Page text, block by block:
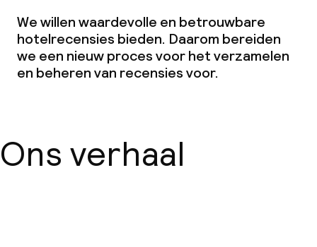
We willen waardevolle en betrouwbare
hotelrecensies bieden. Daarom bereiden
we een nieuw proces voor het verzamelen
en beheren van recensies voor.
Ons verhaal